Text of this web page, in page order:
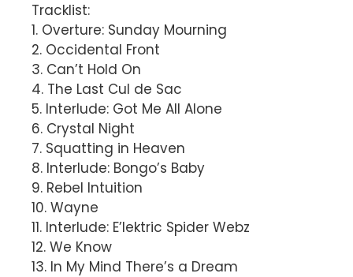
Tracklist:
1. Overture: Sunday Mourning
2. Occidental Front
3. Can’t Hold On
4. The Last Cul de Sac
5. Interlude: Got Me All Alone
6. Crystal Night
7. Squatting in Heaven
8. Interlude: Bongo’s Baby
9. Rebel Intuition
10. Wayne
11. Interlude: E’lektric Spider Webz
12. We Know
13. In My Mind There’s a Dream